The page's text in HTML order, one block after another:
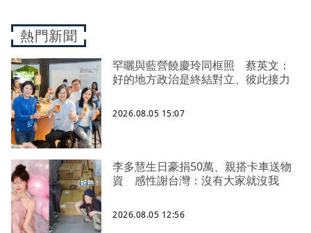
熱門新聞
罕曬與藍營饒慶玲同框照 蔡英文：
好的地方政治是終結對立、彼此接力
2026.08.05 15:07
李多慧生日豪捐50萬、親搭卡車送物
資 感性謝台灣：沒有大家就沒我
2026.08.05 12:56